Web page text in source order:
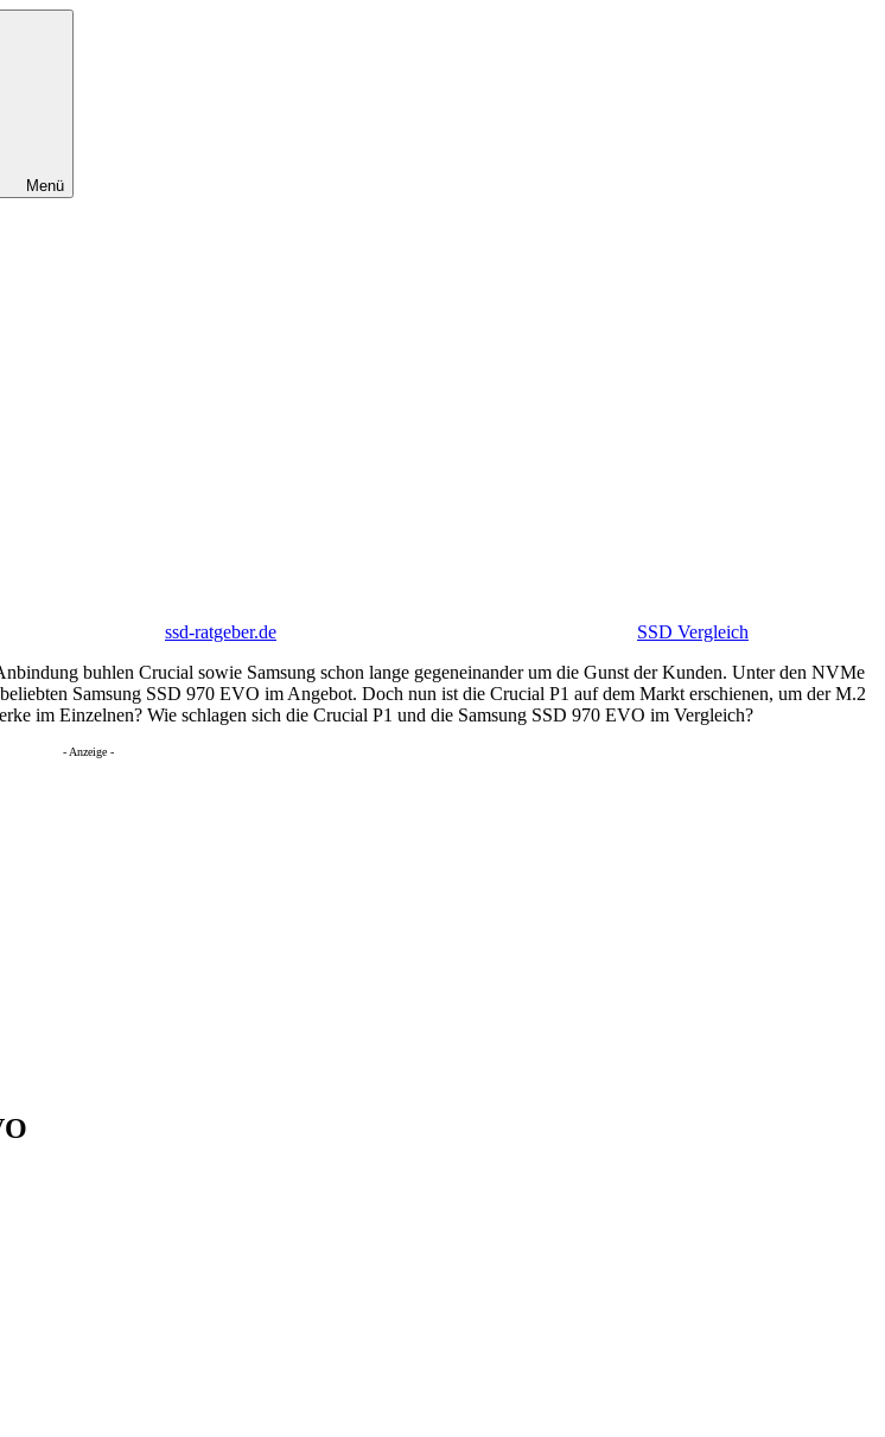
Menü
ssd-ratgeber.de
SSD Vergleich
buhlen Crucial sowie Samsung schon lange gegeneinander um die Gunst der Kunden. Unter den NVMe
Samsung SSD 970 EVO im Angebot. Doch nun ist die Crucial P1 auf dem Markt erschienen, um der M.2
im Einzelnen? Wie schlagen sich die Crucial P1 und die Samsung SSD 970 EVO im Vergleich?
- Anzeige -